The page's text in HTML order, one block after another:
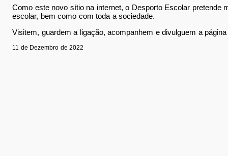
Como este novo sítio na internet, o Desporto Escolar pretende
escolar, bem como com toda a sociedade.
Visitem, guardem a ligação, acompanhem e divulguem a
11 de Dezembro de 2022